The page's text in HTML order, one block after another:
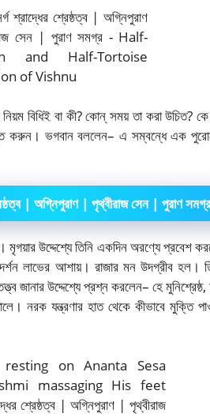
বিধিই বা কী? কোন্ সময় তা করা উচিত?
করুন। ভগবান বললেন– এ সম্বন্ধে এক
| অগ্নিপুরাণ | পৃথ্বীরাজ সেন | পুরাণ সমগ্র
মৃগয়ার উদ্দেশ্যে তিনি একদিন অরণ্যে প্রবেশ
লাভের আশায়। রাজার মন উদগ্রীব
জানার উদ্দেশ্যে প্রশ্ন করলেন– হে
নরক যন্ত্রণার হাত থেকে কীভাবে মুক্তি